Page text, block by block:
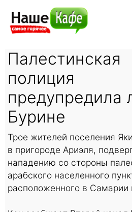
Палестинская
полиция
предупредила
Бурине
Трое жителей поселения
в пригороде Ариэля,
нападению со стороны
арабского населенного
расположенного в Самарии